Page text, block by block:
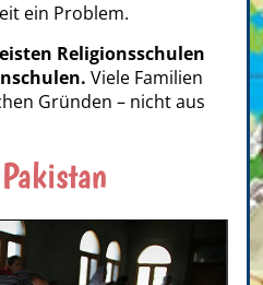
ein Problem.
Religionsschulen
Viele Familien
Gründen – nicht aus